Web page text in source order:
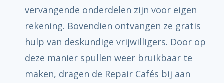
vervangende onderdelen zijn voor eigen
rekening. Bovendien ontvangen ze gratis
hulp van deskundige vrijwilligers. Door op
deze manier spullen weer bruikbaar te
maken, dragen de Repair Cafés bij aan